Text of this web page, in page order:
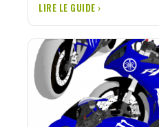
LIRE LE GUIDE ›